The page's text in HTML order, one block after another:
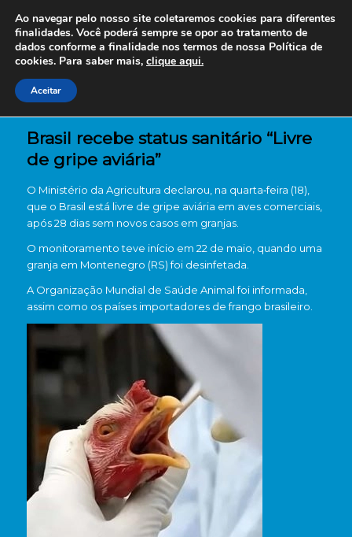
Brasil recebe status sanitário “Livre
de gripe aviária”
O Ministério da Agricultura declarou, na quarta‑feira (18),
que o Brasil está livre de gripe aviária em aves comerciais,
após 28 dias sem novos casos em granjas.
O monitoramento teve início em 22 de maio, quando uma
granja em Montenegro (RS) foi desinfetada.
A Organização Mundial de Saúde Animal foi informada,
assim como os países importadores de frango brasileiro.
Ao navegar pelo nosso site coletaremos cookies para diferentes
finalidades. Você poderá sempre se opor ao tratamento de
dados conforme a finalidade nos termos de nossa Política de
cookies. Para saber mais, clique aqui.
Aceitar